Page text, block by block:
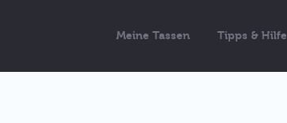
Meine Tassen Tipps & Hilfe